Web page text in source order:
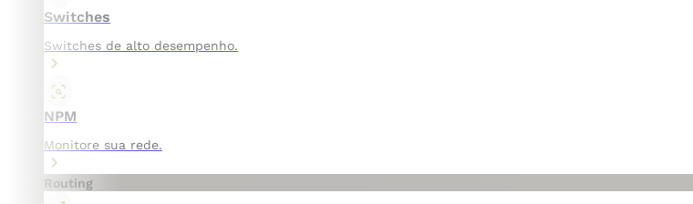
Switches
Switches de alto desempenho.
NPM
Monitore sua rede.
Routing